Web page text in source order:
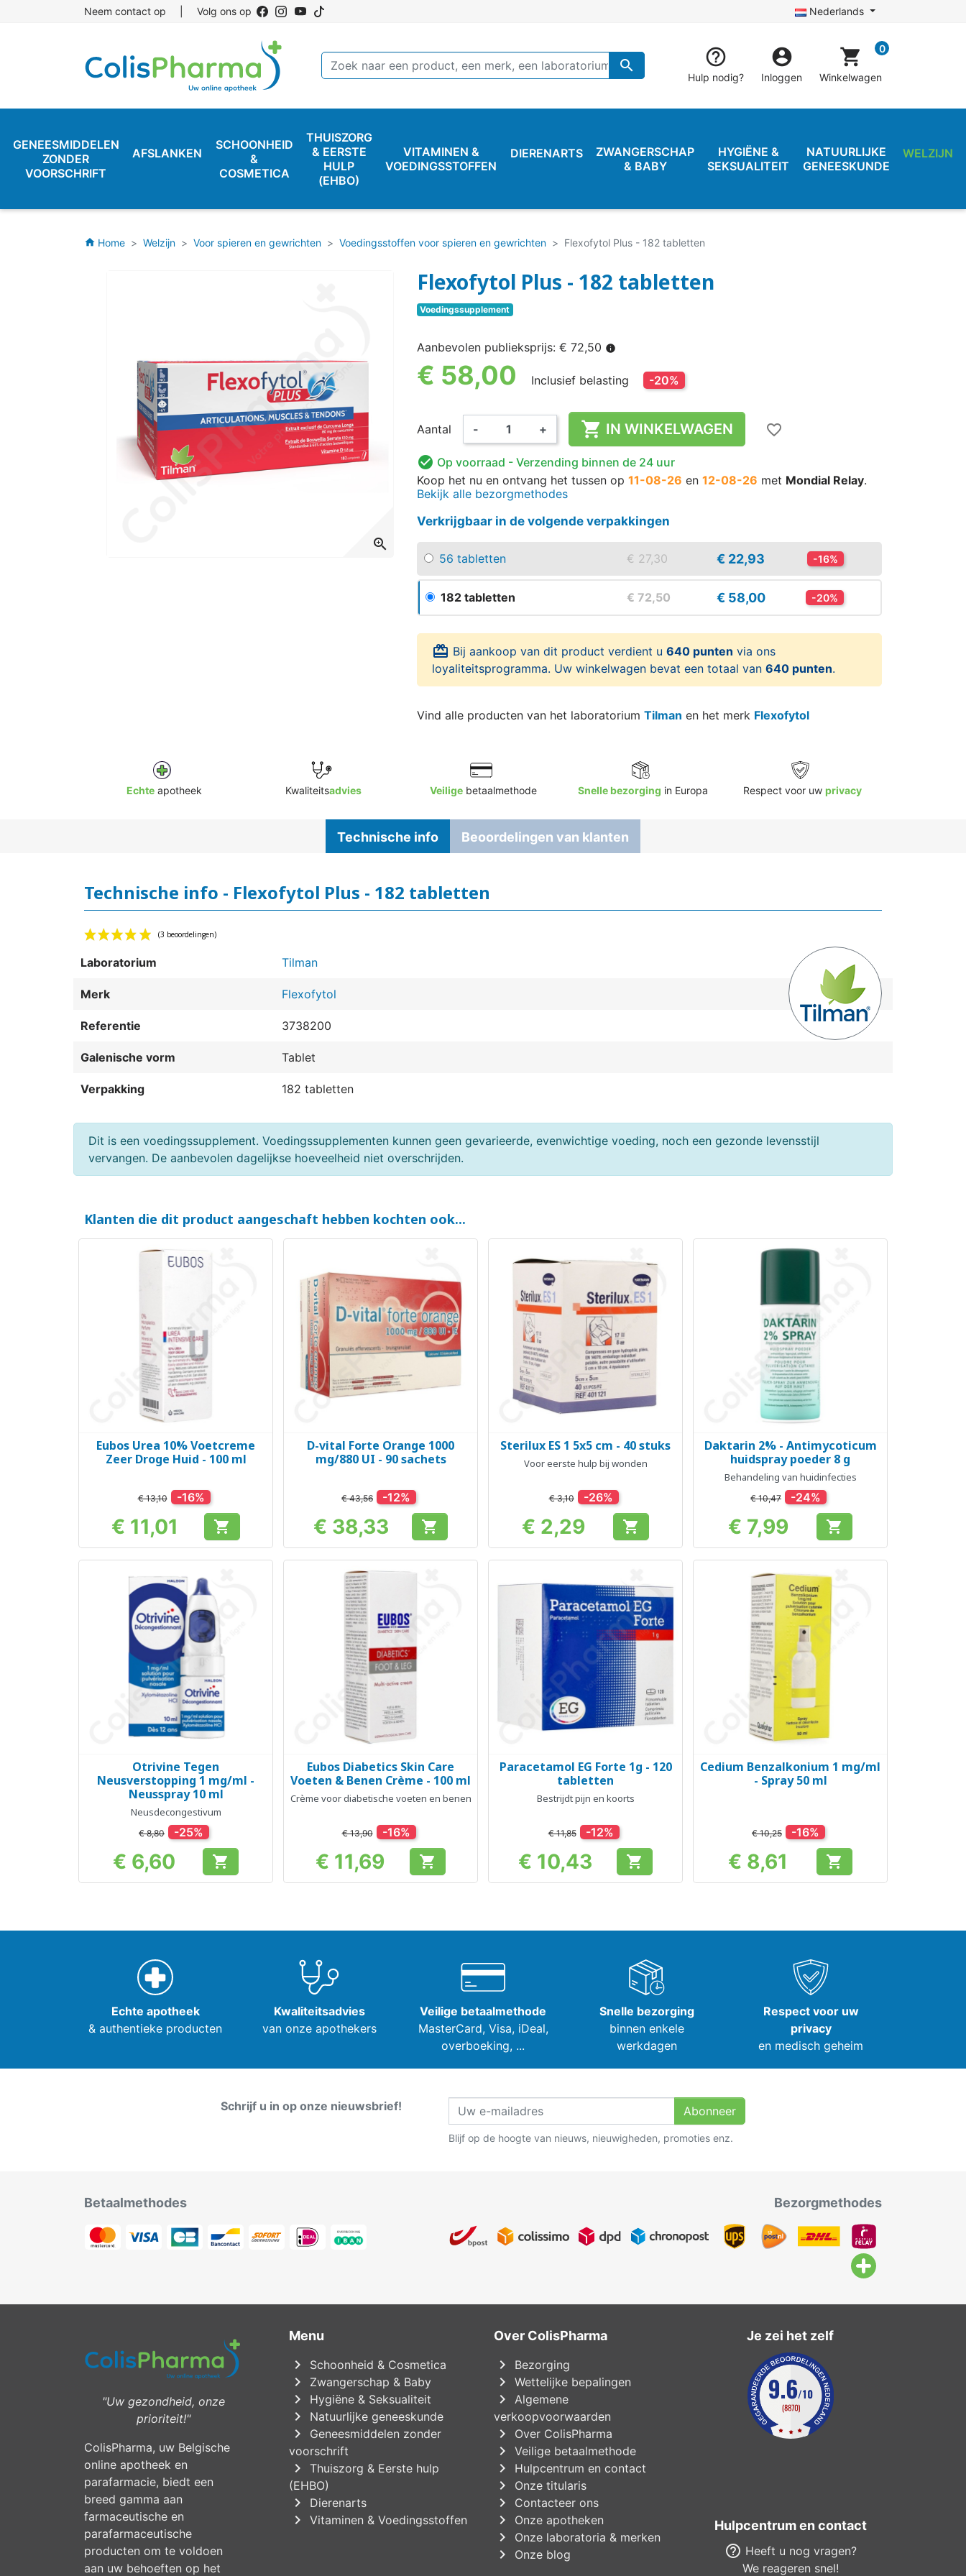
Neem contact op Volg ons op Nederlands
 
Hulp nodig?

Inloggen
shopping_cart 0
Winkelwagen
GENEESMIDDELEN
ZONDER
VOORSCHRIFT
AFSLANKEN
SCHOONHEID
&
COSMETICA
THUISZORG
& EERSTE
HULP
(EHBO)
VITAMINEN &
VOEDINGSSTOFFEN
DIERENARTS
ZWANGERSCHAP
& BABY
HYGIËNE &
SEKSUALITEIT
NATUURLIJKE
GENEESKUNDE
WELZIJN
home Home Welzijn Voor spieren en gewrichten Voedingsstoffen voor spieren en gewrichten Flexofytol Plus - 182 tabletten
zoom_in
Flexofytol Plus - 182 tabletten
Voedingssupplement
Aanbevolen publieksprijs: € 72,50 info
€ 58,00 Inclusief belasting -20%
Aantal - +  IN WINKELWAGEN
favorite_border
 Op voorraad - Verzending binnen de 24 uur
Koop het nu en ontvang het tussen op 11-08-26 en 12-08-26 met Mondial Relay.
Bekijk alle bezorgmethodes
Verkrijgbaar in de volgende verpakkingen
56 tabletten € 27,30 € 22,93 -16%
182 tabletten € 72,50 € 58,00 -20%
card_giftcard Bij aankoop van dit product verdient u 640 punten via ons
loyaliteitsprogramma. Uw winkelwagen bevat een totaal van 640 punten.
Vind alle producten van het laboratorium Tilman en het merk Flexofytol
Echteapotheek Kwaliteitsadvies Veiligebetaalmethode Snelle bezorging in Europa Respect voor uw privacy
Technische info Beoordelingen van klanten
Technische info - Flexofytol Plus - 182 tabletten
Laboratorium Tilman
Merk Flexofytol
Referentie 3738200
Galenische vorm Tablet
Verpakking 182 tabletten
Dit is een voedingssupplement. Voedingssupplementen kunnen geen gevarieerde, evenwichtige voeding, noch een gezonde levensstijl
vervangen. De aanbevolen dagelijkse hoeveelheid niet overschrijden.
Klanten die dit product aangeschaft hebben kochten ook...
Snel bekijken
Eubos Urea 10% Voetcreme
Zeer Droge Huid - 100 ml
€ 13,10 -16%
Prijs
€ 11,01 
Snel bekijken
D-vital Forte Orange 1000
mg/880 UI - 90 sachets
€ 43,56 -12%
Prijs
€ 38,33 
Snel bekijken
Sterilux ES 1 5x5 cm - 40 stuks
Voor eerste hulp bij wonden
€ 3,10 -26%
€ 2,29 
Snel bekijken
Daktarin 2% - Antimycoticum
huidspray poeder 8 g
Behandeling van huidinfecties
€ 10,47 -24%
€ 7,99 
Snel bekijken
Otrivine Tegen
Neusverstopping 1 mg/ml -
Neusspray 10 ml
Neusdecongestivum
€ 8,80 -25%
€ 6,60 
Snel bekijken
Eubos Diabetics Skin Care
Voeten & Benen Crème - 100 ml
Crème voor diabetische voeten en benen
€ 13,90 -16%
Prijs
€ 11,69 
Snel bekijken
Paracetamol EG Forte 1g - 120
tabletten
Bestrijdt pijn en koorts
€ 11,85 -12%
Prijs
€ 10,43 
Snel bekijken
Cedium Benzalkonium 1 mg/ml
- Spray 50 ml
€ 10,25 -16%
€ 8,61 
Echte apotheek
& authentieke producten
Kwaliteitsadvies
van onze apothekers
Veilige betaalmethode
MasterCard, Visa, iDeal,
overboeking, ...
Snelle bezorging
binnen enkele
werkdagen
Respect voor uw
privacy
en medisch geheim
Schrijf u in op onze nieuwsbrief! Abonneer
Blijf op de hoogte van nieuws, nieuwigheden, promoties enz.
Betaalmethodes Bezorgmethodes
"Uw gezondheid, onze
prioriteit!"
ColisPharma, uw Belgische
online apotheek en
parafarmacie, biedt een
breed gamma aan
farmaceutische en
parafarmaceutische
producten om te voldoen
aan uw behoeften op het
Menu
chevron_right Schoonheid & Cosmetica
chevron_right Zwangerschap & Baby
chevron_right Hygiëne & Seksualiteit
chevron_right Natuurlijke geneeskunde
chevron_right
Geneesmiddelen zonder
voorschrift
chevron_right
Thuiszorg & Eerste hulp
(EHBO)
chevron_right Dierenarts
chevron_right Vitaminen & Voedingsstoffen
Over ColisPharma
chevron_right Bezorging
chevron_right Wettelijke bepalingen
chevron_right
Algemene
verkoopvoorwaarden
chevron_right Over ColisPharma
chevron_right Veilige betaalmethode
chevron_right Hulpcentrum en contact
chevron_right Onze titularis
chevron_right Contacteer ons
chevron_right Onze apotheken
chevron_right Onze laboratoria & merken
chevron_right Onze blog
Je zei het zelf
Hulpcentrum en contact
help_outline Heeft u nog vragen?
We reageren snel!